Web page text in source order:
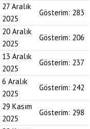
27 Aralık
2025
Gösterim: 283
20 Aralık
2025
Gösterim: 206
13 Aralık
2025
Gösterim: 237
6 Aralık
2025
Gösterim: 242
29 Kasım
2025
Gösterim: 298